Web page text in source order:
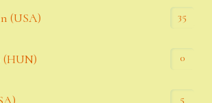
(USA) 35
(HUN) 0
5